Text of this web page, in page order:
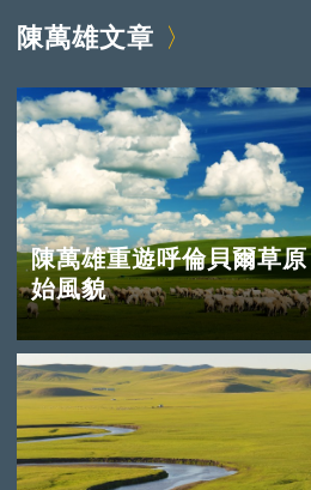
陳萬雄文章
陳萬雄重遊呼倫貝爾草
始風貌